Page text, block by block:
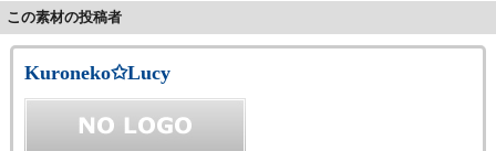
この素材の投稿者
Kuroneko✩Lucy